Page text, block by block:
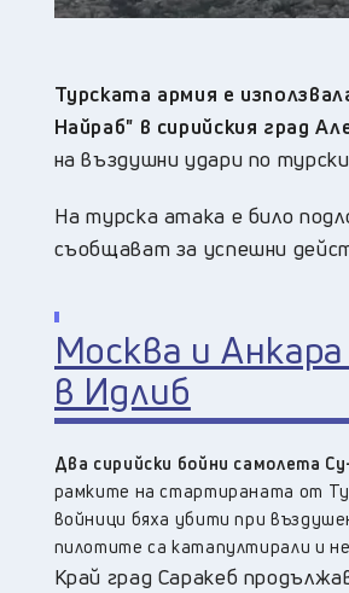
Турската армия е
Найраб" в сирийския град
на въздушни удари по
На турска атака е било
съобщават за успешни
Москва и
в Идлиб
Два сирийски бойни самолета
рамките на стартираната от
войници бяха убити при
пилотите са катапултирали и
Край град Саракеб